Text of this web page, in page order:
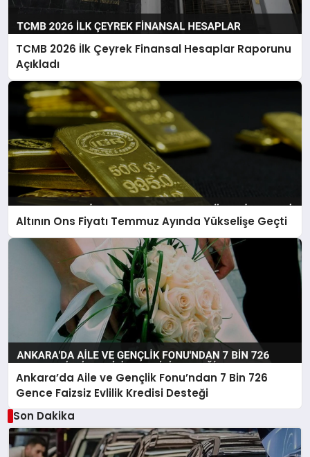
TCMB 2026 İlk Çeyrek Finansal Hesaplar Raporunu
Açıkladı
Altının Ons Fiyatı Temmuz Ayında Yükselişe Geçti
Ankara’da Aile ve Gençlik Fonu’ndan 7 Bin 726
Gence Faizsiz Evlilik Kredisi Desteği
Son Dakika